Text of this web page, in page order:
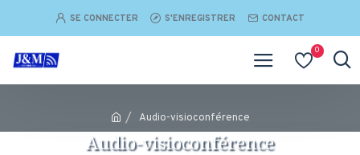
SE CONNECTER S'ENREGISTRER CONTACT
0
Audio-visioconférence
Audio-visioconférence